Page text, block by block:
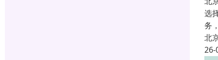
选
务
北
26-